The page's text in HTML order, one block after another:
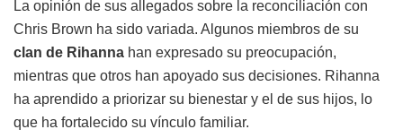
La opinión de sus allegados sobre la reconciliación con
Chris Brown ha sido variada. Algunos miembros de su
clan de Rihanna han expresado su preocupación,
mientras que otros han apoyado sus decisiones. Rihanna
ha aprendido a priorizar su bienestar y el de sus hijos, lo
que ha fortalecido su vínculo familiar.